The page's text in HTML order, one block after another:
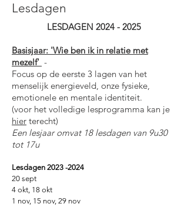
Lesdagen
LESDAGEN 2024 - 2025
Basisjaar: 'Wie ben ik in relatie met
mezelf' -
Focus op de eerste 3 lagen van het
menselijk energieveld, onze fysieke,
emotionele en mentale identiteit.
(voor het volledige lesprogramma kan je
hier terecht)
Een lesjaar omvat 18 lesdagen van 9u30
tot 17u
Lesdagen 2023 -2024
20 sept
4 okt, 18 okt
1 nov, 15 nov, 29 nov